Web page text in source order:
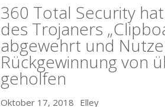
360 Total Security
des Trojaners
abgewehrt und
Rückgewinnung von
geholfen
Oktober 17, 2018 Elley